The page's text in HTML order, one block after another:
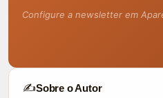
Configure a newsletter em
✍️Sobre o Autor